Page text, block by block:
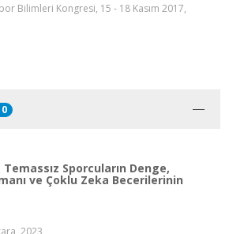
Bilimleri Kongresi, 15 - 18 Kasım 2017,
Temassız Sporcuların Denge,
ve Çoklu Zeka Becerilerinin